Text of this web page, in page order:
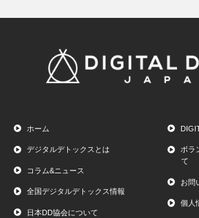
ホーム
デジタルデトックスとは
コラム&ニュース
全国デジタルデトックス情報
日本DD協会について
ボラ
て
お問
個人